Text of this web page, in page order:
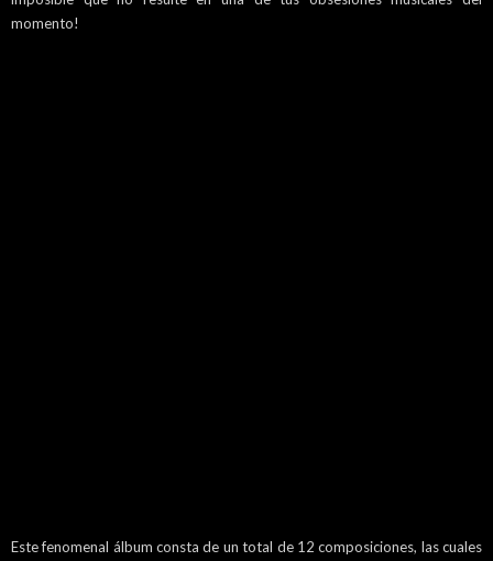
momento!
Este fenomenal álbum consta de un total de 12 composiciones, las cuales